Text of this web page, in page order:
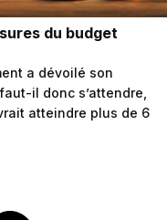
du budget
a dévoilé son
il donc s’attendre,
atteindre plus de 6